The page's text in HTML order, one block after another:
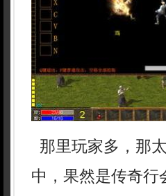
那里玩家多，那
中，果然是传奇行